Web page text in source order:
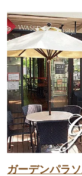
ガーデンパラ